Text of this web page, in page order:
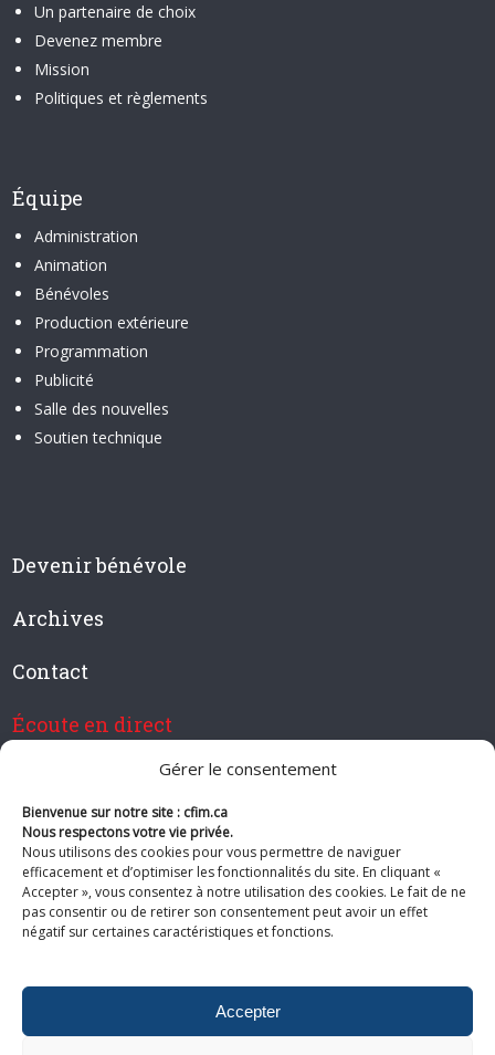
Gérer le consentement
Bienvenue sur notre site : cfim.ca
Nous respectons votre vie privée.
Nous utilisons des cookies pour vous permettre de naviguer
efficacement et d’optimiser les fonctionnalités du site. En cliquant «
Accepter », vous consentez à notre utilisation des cookies. Le fait de ne
pas consentir ou de retirer son consentement peut avoir un effet
négatif sur certaines caractéristiques et fonctions.
Accepter
Un partenaire de choix
Devenez membre
Mission
Politiques et règlements
Équipe
Administration
Animation
Bénévoles
Production extérieure
Programmation
Publicité
Salle des nouvelles
Soutien technique
Devenir bénévole
Archives
Contact
Écoute en direct
Devenir membre de CFIM
Suivez-nous